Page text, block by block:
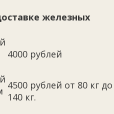
железных
4000 рублей
4500 рублей от 80 кг до
140 кг.